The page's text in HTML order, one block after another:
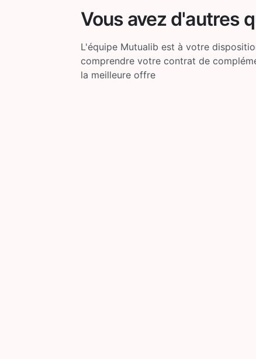
Vous avez d'autres
L'équipe Mutualib est à votre
comprendre votre contrat de
la meilleure offre